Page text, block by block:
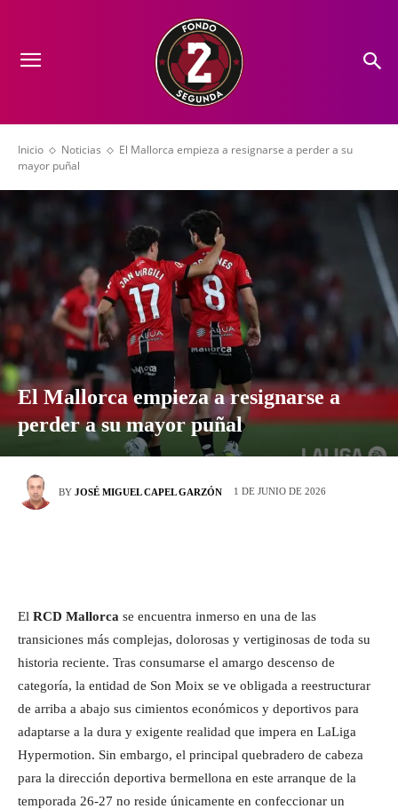
Inicio Noticias
El Mallorca empieza a resignarse a perder a su
mayor puñal
El Mallorca empieza a resignarse a
perder a su mayor puñal
BY JOSÉ MIGUEL CAPEL GARZÓN 1 DE JUNIO DE 2026
El RCD Mallorca se encuentra inmerso en una de las
transiciones más complejas, dolorosas y vertiginosas de toda su
historia reciente. Tras consumarse el amargo descenso de
categoría, la entidad de Son Moix se ve obligada a reestructurar
de arriba a abajo sus cimientos económicos y deportivos para
adaptarse a la dura y exigente realidad que impera en LaLiga
Hypermotion. Sin embargo, el principal quebradero de cabeza
para la dirección deportiva bermellona en este arranque de la
temporada 26-27 no reside únicamente en confeccionar un